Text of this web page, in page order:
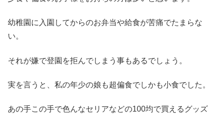
幼稚園に入園してからのお弁当や給食が苦痛でたまらな
い。
それが嫌で登園を拒んでしまう事もあるでしょう。
実を言うと、私の年少の娘も超偏食でしかも小食でした。
あの手この手で色んなセリアなどの100均で買えるグッズ